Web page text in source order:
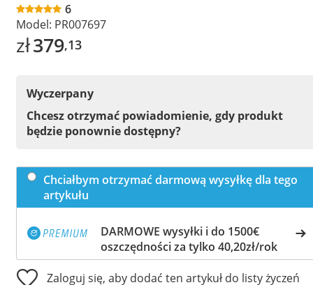
6
Model: PR007697
zł379,13
Wyczerpany
Chcesz otrzymać powiadomienie, gdy produkt
będzie ponownie dostępny?
Chciałbym otrzymać darmową wysyłkę dla tego
artykułu
DARMOWE wysyłki i do 1500€
oszczędności za tylko 40,20zł/rok
Zaloguj się, aby dodać ten artykuł do listy życzeń